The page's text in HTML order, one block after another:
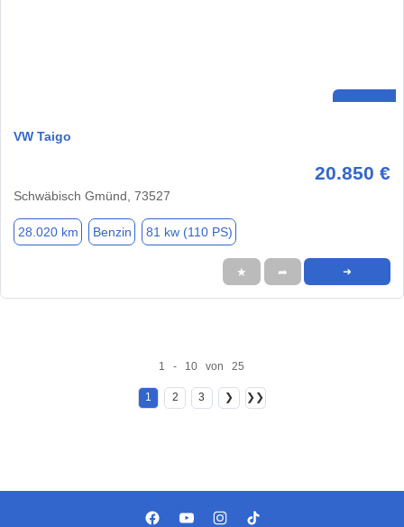
VW Taigo
20.850 €
Schwäbisch Gmünd, 73527
28.020 km Benzin 81 kw (110 PS)
★ ➦ ➜
1 - 10 von 25
1 2 3 ❯ ❯❯